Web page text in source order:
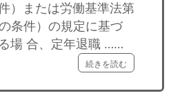
）または労働基準法第
条件）の規定に基づ
場 合、定年退職 ……
続きを読む